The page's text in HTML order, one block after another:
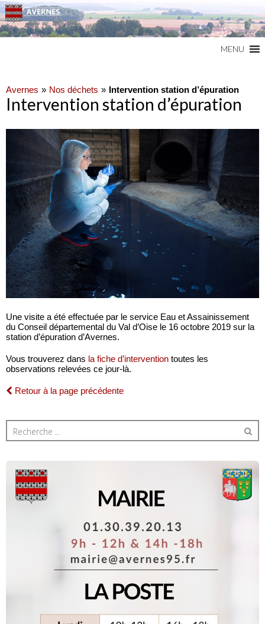
MENU
Avernes Nos déchets Intervention station d’épuration
Intervention station d’épuration
Une visite a été effectuée par le service Eau et Assainissement
du Conseil départemental du Val d’Oise le 16 octobre 2019 sur la
station d’épuration d’Avernes.
Vous trouverez dans la fiche d’intervention toutes les
observations relevées ce jour-là.
Retour à la page précédente